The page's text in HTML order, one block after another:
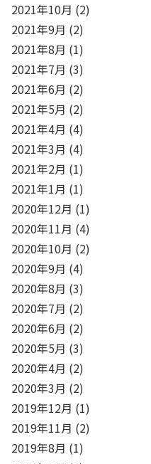
2021年10月 (2)
2021年9月 (2)
2021年8月 (1)
2021年7月 (3)
2021年6月 (2)
2021年5月 (2)
2021年4月 (4)
2021年3月 (4)
2021年2月 (1)
2021年1月 (1)
2020年12月 (1)
2020年11月 (4)
2020年10月 (2)
2020年9月 (4)
2020年8月 (3)
2020年7月 (2)
2020年6月 (2)
2020年5月 (3)
2020年4月 (2)
2020年3月 (2)
2019年12月 (1)
2019年11月 (2)
2019年8月 (1)